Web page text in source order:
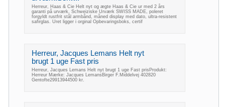
Herreur, Haas & Cie Helt nyt og ægte Haas & Cie ur med 2 års
garanti på urværk. Schweiziske Urværk SWISS MADE, poleret
forgyldt rustfrit stål armbånd, måned display med dato, ultra-resistent
safirglas. Uret ligger i orginal Opbevaringsboks, certif
Herreur, Jacques Lemans Helt nyt
brugt 1 uge Fast pris
Herreur, Jacques Lemans Helt nyt brugt 1 uge Fast prisProdukt:
Herreur Mærke: Jacques LemansBirger F.Middelvej 402820
Gentofte29913944500 kr.